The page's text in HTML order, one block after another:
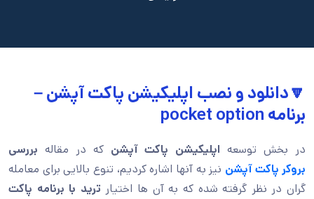
🔽دانلود و نصب اپلیکیشن پاکت آپشن –
برنامه pocket option
در بخش توسعهاپلیکیشن پاکت آپشنکه در مقاله بررسی
بروکر پاکت آپشن نیز به آنها اشاره کردیم، تنوع بالایی برای معامله
گران در نظر گرفته شده که به آن ها اختیار ترید با برنامه پاکت